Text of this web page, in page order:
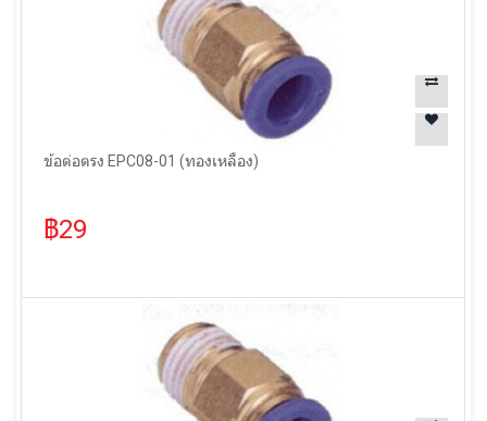
ข้อต่อตรง EPC08-01 (ทองเหลือง)
฿29